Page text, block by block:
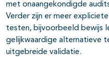
met onaangekondigde
Verder zijn er meer
testen, bijvoorbeeld bewijs
gelijkwaardige alternatieve
uitgebreide validatie.